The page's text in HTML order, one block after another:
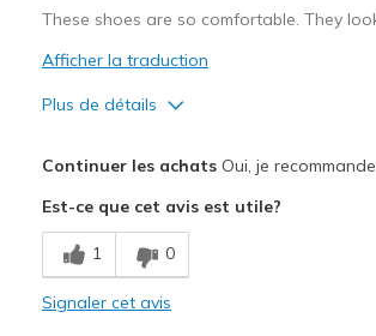
View On Shoes
I'm Into Shoes
These shoes are so comfortable. They
Afficher la traduction
Plus de détails
Les meilleures utilisations
Casual Wear
Continuer les achatsOui, je
Est-ce que cet avis est utile?
1 0
Signaler cet avis